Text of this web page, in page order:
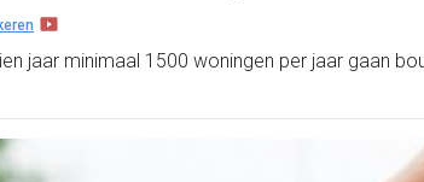
jaar minimaal 1500 woningen per jaar gaan